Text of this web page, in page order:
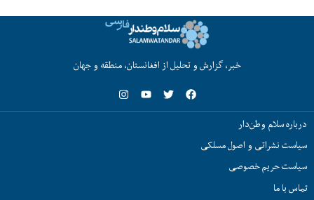
خبر، گزارش و تحلیل از افغانستان، منطقه و جهان
درباره سلام وطن‌دار
سیاست نشراتی و اصول مسلکی
سیاست حریم خصوصی
تماس با ما